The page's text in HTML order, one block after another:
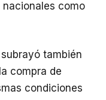
como
también
compra de
condiciones